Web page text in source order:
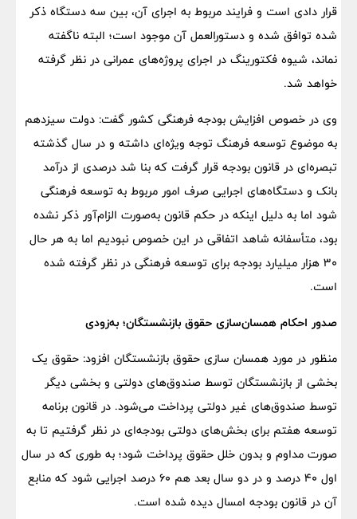
قرار دادی است و فرایند مربوط به اجرای آن، بین سه دستگاه ذکر
شده توافق شده و دستورالعمل آن موجود است؛ البته ناگفته
نماند، شیوه فکتورینگ در اجرای پروژه‌های عمرانی در نظر گرفته
خواهد شد.
وی در خصوص افزایش بودجه فرهنگی کشور گفت: دولت سیزدهم
به موضوع توسعه فرهنگ توجه ویژه‌ای داشته و در سال گذشته
تبصره‌ای در قانون بودجه قرار گرفت که بنا شد درصدی از درآمد
بانک و دستگاه‌های اجرایی صرف امور مربوط به توسعه فرهنگی
شود اما به دلیل اینکه در حکم قانون به‌صورت الزام‌آور ذکر نشده
بود، متأسفانه شاهد اتفاقی در این خصوص نبودیم اما به هر حال
۳۰ هزار میلیارد بودجه برای توسعه فرهنگی در نظر گرفته شده
است.
صدور احکام همسان‌سازی حقوق بازنشستگان؛ به‌زودی
منظور در مورد همسان سازی حقوق بازنشستگان افزود: حقوق یک
بخشی از بازنشستگان توسط صندوق‌های دولتی و بخشی دیگر
توسط صندوق‌های غیر دولتی پرداخت می‌شود. در قانون برنامه
توسعه هفتم برای بخش‌های دولتی بودجه‌ای در نظر گرفتیم تا به
صورت مداوم و بدون خلل حقوق پرداخت شود؛ به طوری که در سال
اول ۴۰ درصد و در دو سال بعد هم ۶۰ درصد اجرایی شود که منابع
آن در قانون بودجه امسال دیده شده است.